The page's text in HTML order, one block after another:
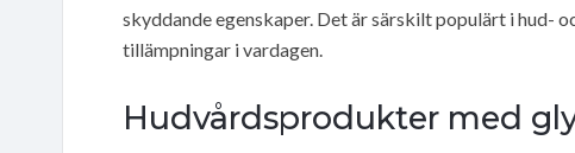
skyddande egenskaper. Det är särskilt populärt i hud-
tillämpningar i vardagen.
Hudvårdsprodukter med